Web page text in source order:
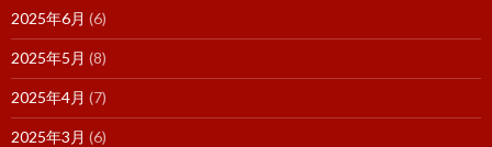
2025年6月 (6)
2025年5月 (8)
2025年4月 (7)
2025年3月 (6)